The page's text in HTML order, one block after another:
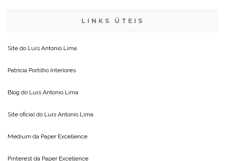
LINKS ÚTEIS
Site do Luis Antonio Lima
Patricia Portilho Interiores
Blog do Luis Antonio Lima
Site oficial do Luis Antonio Lima
Medium da Paper Excellence
Pinterest da Paper Excellence